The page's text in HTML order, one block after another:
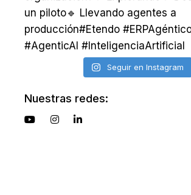
Seguir en Instagram
Nuestras redes: